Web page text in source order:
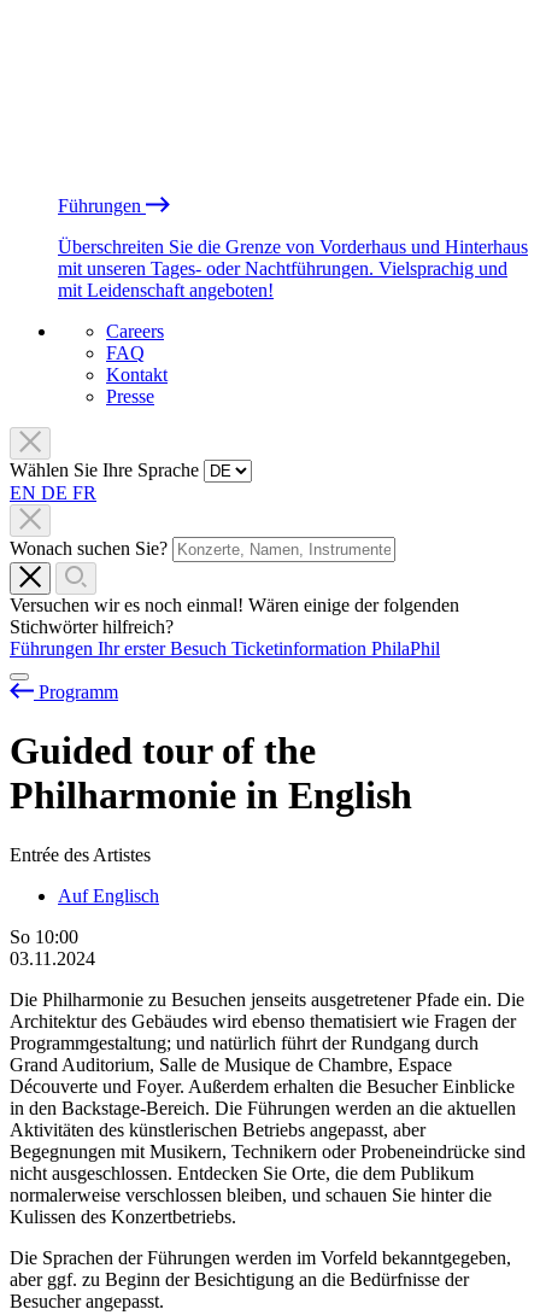
Führungen
Überschreiten Sie die Grenze von Vorderhaus und Hinterhaus
mit unseren Tages- oder Nachtführungen. Vielsprachig und
mit Leidenschaft angeboten!
Careers
FAQ
Kontakt
Presse
Wählen Sie Ihre Sprache
EN DE FR
Wonach suchen Sie?
Versuchen wir es noch einmal! Wären einige der folgenden
Stichwörter hilfreich?
Führungen Ihr erster Besuch Ticketinformation PhilaPhil
Programm
Guided tour of the
Philharmonie in English
Entrée des Artistes
Auf Englisch
So 10:00
03.11.2024
Die Philharmonie zu Besuchen jenseits ausgetretener Pfade ein. Die
Architektur des Gebäudes wird ebenso thematisiert wie Fragen der
Programmgestaltung; und natürlich führt der Rundgang durch
Grand Auditorium, Salle de Musique de Chambre, Espace
Découverte und Foyer. Außerdem erhalten die Besucher Einblicke
in den Backstage-Bereich. Die Führungen werden an die aktuellen
Aktivitäten des künstlerischen Betriebs angepasst, aber
Begegnungen mit Musikern, Technikern oder Probeneindrücke sind
nicht ausgeschlossen. Entdecken Sie Orte, die dem Publikum
normalerweise verschlossen bleiben, und schauen Sie hinter die
Kulissen des Konzertbetriebs.
Die Sprachen der Führungen werden im Vorfeld bekanntgegeben,
aber ggf. zu Beginn der Besichtigung an die Bedürfnisse der
Besucher angepasst.